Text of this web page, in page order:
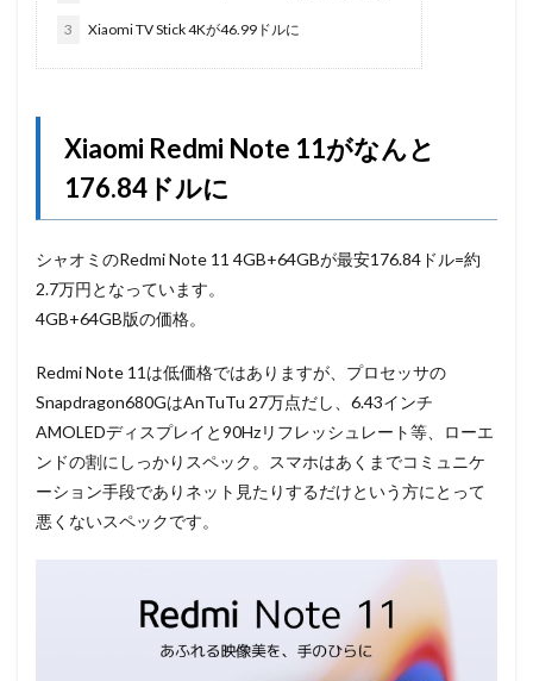
3 Xiaomi TV Stick 4Kが46.99ドルに
Xiaomi Redmi Note 11がなんと
176.84ドルに
シャオミのRedmi Note 11 4GB+64GBが最安176.84ドル=約
2.7万円となっています。
4GB+64GB版の価格。
Redmi Note 11は低価格ではありますが、プロセッサの
Snapdragon680GはAnTuTu 27万点だし、6.43インチ
AMOLEDディスプレイと90Hzリフレッシュレート等、ローエ
ンドの割にしっかりスペック。スマホはあくまでコミュニケ
ーション手段でありネット見たりするだけという方にとって
悪くないスペックです。